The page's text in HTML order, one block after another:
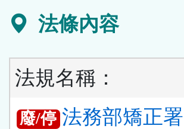
法條內容
法規名稱：
廢/停 法務部矯正